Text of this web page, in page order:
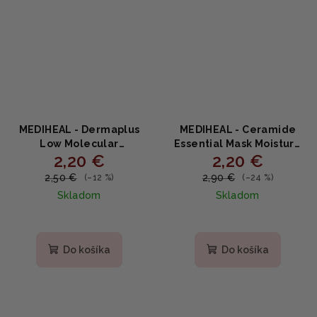
MEDIHEAL - Dermaplus
Low Molecular
Hyaluronic Acid Mask -
Intenzívne hydratačná
plátenná maska s 8 typmi
kyseliny hyalurónovej
2,20 €
2,50 € (–12 %)
Skladom
Do košíka
MEDIHEAL - Ceramide
Essential Mask Moisture
Barrier - Bariérová
plátenná maska s
ceramidmi a pantenolom
24ml
2,20 €
2,90 € (–24 %)
Skladom
Do košíka